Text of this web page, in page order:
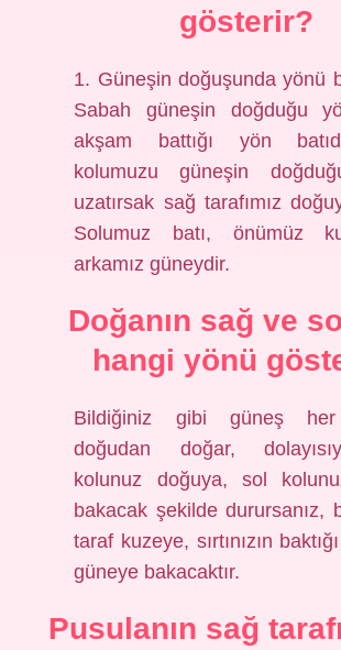
gösterir?
1. Güneşin doğuşunda yönü
Sabah güneşin doğduğu
akşam battığı yön
kolumuzu güneşin
uzatırsak sağ tarafımız
Solumuz batı, önümüz
arkamız güneydir.
Doğanın sağ ve
hangi yönü
Bildiğiniz gibi güneş
doğudan doğar,
kolunuz doğuya, sol
bakacak şekilde durursanız,
taraf kuzeye, sırtınızın
güneye bakacaktır.
Pusulanın sağ